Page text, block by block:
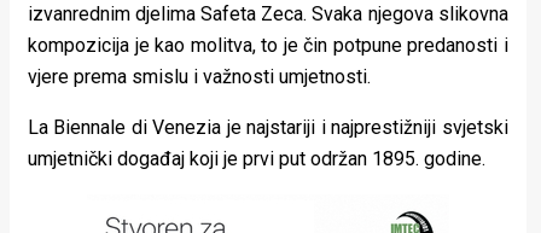
izvanrednim djelima Safeta Zeca. Svaka njegova slikovna
kompozicija je kao molitva, to je čin potpune predanosti i
vjere prema smislu i važnosti umjetnosti.
La Biennale di Venezia je najstariji i najprestižniji svjetski
umjetnički događaj koji je prvi put održan 1895. godine.